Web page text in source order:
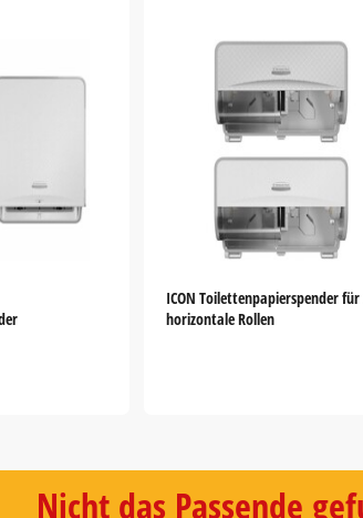
ICON Toilettenpapierspender für
horizontale Rollen
Nicht das Passende